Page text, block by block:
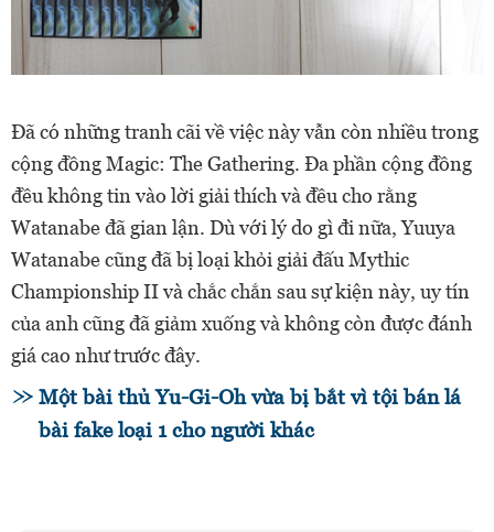
Đã có những tranh cãi về việc này vẫn còn nhiều trong
cộng đồng Magic: The Gathering. Đa phần cộng đồng
đều không tin vào lời giải thích và đều cho rằng
Watanabe đã gian lận. Dù với lý do gì đi nữa, Yuuya
Watanabe cũng đã bị loại khỏi giải đấu Mythic
Championship II và chắc chắn sau sự kiện này, uy tín
của anh cũng đã giảm xuống và không còn được đánh
giá cao như trước đây.
Một bài thủ Yu-Gi-Oh vừa bị bắt vì tội bán lá
bài fake loại 1 cho người khác